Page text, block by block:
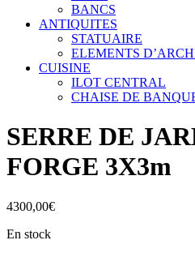
BANCS
ANTIQUITES
STATUAIRE
ELEMENTS
CUISINE
ILOT CENTRAL
CHAISE DE
SERRE DE
FORGE 3X3m
4300,00€
En stock